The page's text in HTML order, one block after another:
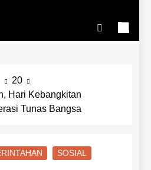
20
Hari Kebangkitan
Tunas Bangsa
SOSIAL